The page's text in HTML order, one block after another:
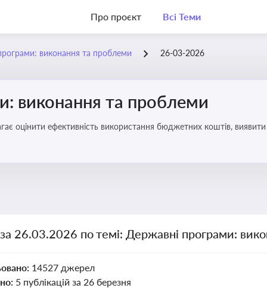
Про проєкт Всі Теми
виконання та проблеми 26-03-2026
виконання та проблеми
оцінити ефективність використання бюджетних коштів,
26.03.2026 по темі: Державні програми:
14527 джерел
5 публікацій за 26 березня